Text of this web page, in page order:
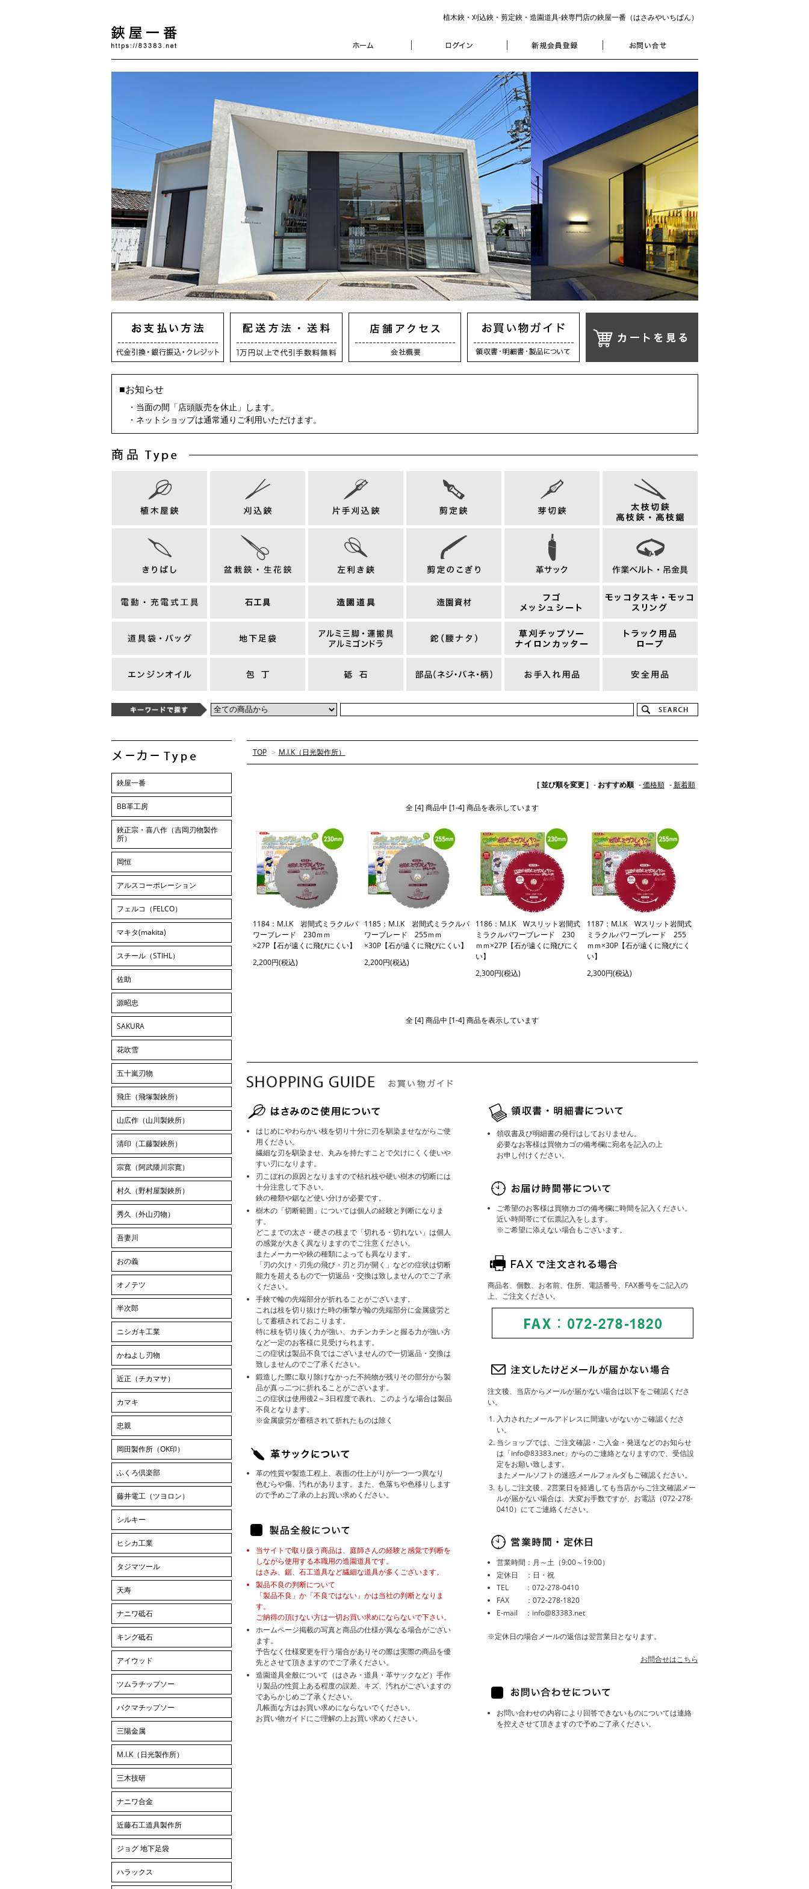
植木鋏・刈込鋏・剪定鋏・造園道具‐鋏専門店の鋏屋一番（はさみやいちばん）
■お知らせ
・当面の間「店頭販売を休止」します。
・ネットショップは通常通りご利用いただけます。
TOP > M.I.K（日光製作所）
[ 並び順を変更 ] - おすすめ順 -価格順 -新着順
全 [4] 商品中 [1-4] 商品を表示しています
1184：M.I.K 岩間式ミラクルパ
ワーブレード 230ｍｍ
×27P【石が遠くに飛びにくい】
2,200円(税込)
1185：M.I.K 岩間式ミラクルパ
ワーブレード 255ｍｍ
×30P【石が遠くに飛びにくい】
2,200円(税込)
1186：M.I.K Wスリット岩間式
ミラクルパワーブレード 230
ｍｍ×27P【石が遠くに飛びにく
い】
2,300円(税込)
1187：M.I.K Wスリット岩間式
ミラクルパワーブレード 255
ｍｍ×30P【石が遠くに飛びにく
い】
2,300円(税込)
全 [4] 商品中 [1-4] 商品を表示しています
はじめにやわらかい枝を切り十分に刃を馴染ませながらご使
用ください。
繊細な刃を馴染ませ、丸みを持たすことで欠けにくく使いや
すい刃になります。
刃こぼれの原因となりますので枯れ枝や硬い樹木の切断には
十分注意して下さい。
鋏の種類や鋸など使い分けが必要です。
樹木の「切断範囲」については個人の経験と判断になりま
す。
どこまでの太さ・硬さの枝まで「切れる・切れない」は個人
の感覚が大きく異なりますのでご注意ください。
またメーカーや鋏の種類によっても異なります。
「刃の欠け・刃先の飛び・刃と刃が開く」などの症状は切断
能力を超えるもので一切返品・交換は致しませんのでご了承
ください。
手鋏で輪の先端部分が折れることがございます。
これは枝を切り抜けた時の衝撃が輪の先端部分に金属疲労と
して蓄積されておこります。
特に枝を切り抜く力が強い、カチンカチンと握る力が強い方
など一定のお客様に見受けられます。
この症状は製品不良ではございませんので一切返品・交換は
致しませんのでご了承ください。
鍛造した際に取り除けなかった不純物が残りその部分から製
品が真っ二つに折れることがございます。
この症状は使用後2～3日程度で表れ、このような場合は製品
不良となります。
※金属疲労が蓄積されて折れたものは除く
革の性質や製造工程上、表面の仕上がりが一つ一つ異なり
色むらや傷、汚れがあります。また、色落ちや色移りします
ので予めご了承の上お買い求めください。
当サイトで取り扱う商品は、庭師さんの経験と感覚で判断を
しながら使用する本職用の造園道具です。
はさみ、鋸、石工道具など繊細な道具が多くございます。
製品不良の判断について
「製品不良」か「不良ではない」かは当社の判断となりま
す。
ご納得の頂けない方は一切お買い求めにならないで下さい。
ホームページ掲載の写真と商品の仕様が異なる場合がござい
ます。
予告なく仕様変更を行う場合がありその際は実際の商品を優
先とさせて頂きますのでご了承ください。
造園道具全般について（はさみ・道具・革サックなど）手作
り製品の性質上ある程度の誤差、キズ、汚れがございますの
であらかじめご了承ください。
几帳面な方はお買い求めにならないでください。
お買い物ガイドにご理解の上お買い求めください。
領収書及び明細書の発行はしておりません。
必要なお客様は買物カゴの備考欄に宛名を記入の上
お申し付けください。
ご希望のお客様は買物カゴの備考欄に時間を記入ください。
近い時間帯にて伝票記入をします。
※ご希望に添えない場合もございます。
商品名、個数、お名前、住所、電話番号、FAX番号をご記入の
上、ご注文ください。
注文後、当店からメールが届かない場合は以下をご確認くださ
い。
入力されたメールアドレスに間違いがないかご確認くださ
い。
当ショップでは、ご注文確認・ご入金・発送などのお知らせ
は「info@83383.net」からのご連絡となりますので、受信設
定をお願い致します。
またメールソフトの迷惑メールフォルダもご確認ください。
もしご注文後、2営業日を経過しても当店からご注文確認メー
ルが届かない場合は、大変お手数ですが、お電話（072-278-
0410）にてご連絡ください。
営業時間：月～土（9:00～19:00）
定休日 ：日・祝
TEL ：072-278-0410
FAX ：072-278-1820
E-mail ：info@83383.net
※定休日の場合メールの返信は翌営業日となります。
お問合せはこちら
お問い合わせの内容により回答できないものについては連絡
を控えさせて頂きますので予めご了承ください。
鋏屋一番
BB革工房
鋏正宗・喜八作（吉岡刃物製作
所）
岡恒
アルスコーポレーション
フェルコ（FELCO）
マキタ(makita)
スチール（STIHL）
佐助
源昭忠
SAKURA
花吹雪
五十嵐刃物
飛庄（飛塚製鋏所）
山広作（山川製鋏所）
清印（工藤製鋏所）
宗寛（阿武隈川宗寛）
村久（野村屋製鋏所）
秀久（外山刃物）
吾妻川
おの義
オノテツ
半次郎
ニシガキ工業
かねよし刃物
近正（チカマサ）
カマキ
忠親
岡田製作所（OK印）
ふくろ倶楽部
藤井電工（ツヨロン）
シルキー
ヒシカ工業
タジマツール
天寿
ナニワ砥石
キング砥石
アイウッド
ツムラチップソー
バクマチップソー
三陽金属
M.I.K（日光製作所）
三木技研
ナニワ合金
近藤石工道具製作所
ジョグ 地下足袋
ハラックス